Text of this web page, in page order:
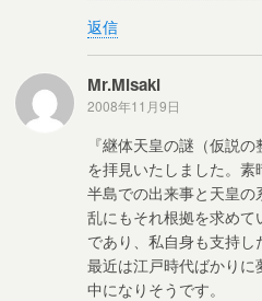
返信
Mr.Misaki
2008年11月9日
『継体天皇の謎（仮説の
を拝見いたしました。素
半島での出来事と天皇
乱にもそれ根拠を求め
であり、私自身も支持し
最近は江戸時代ばかり
中になりそうです。